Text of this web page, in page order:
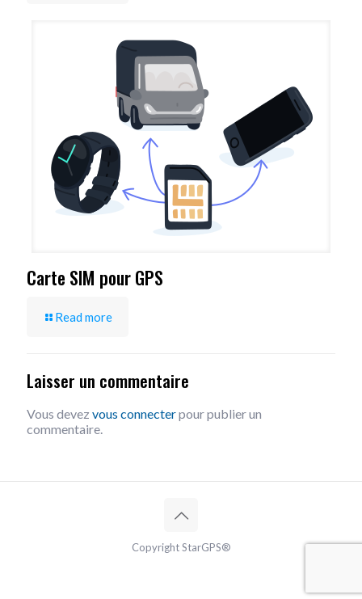
Carte SIM pour GPS
Read more
Laisser un commentaire
Vous devez vous connecterpour publier un
commentaire.
Copyright StarGPS®